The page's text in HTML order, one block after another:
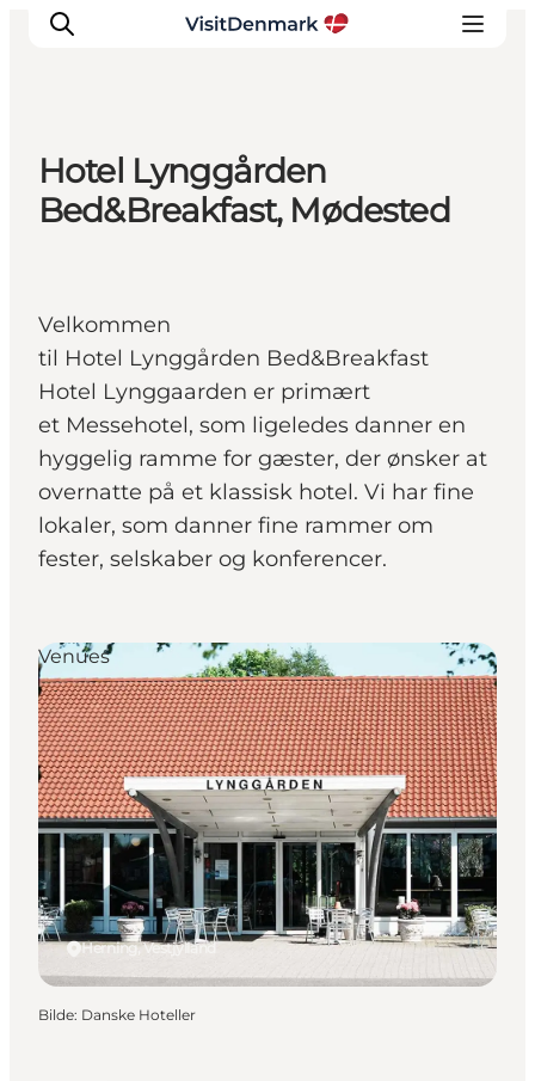
Inspirasjon
Planlegg reisen
Hotel Lynggården
Bed&Breakfast, Mødested
Velkommen
til Hotel Lynggården Bed&Breakfast
Hotel Lynggaarden er primært
et Messehotel, som ligeledes danner en
hyggelig ramme for gæster, der ønsker at
overnatte på et klassisk hotel. Vi har fine
lokaler, som danner fine rammer om
fester, selskaber og konferencer.
Herning, Vestjylland
Venues
Bilde: Danske Hoteller